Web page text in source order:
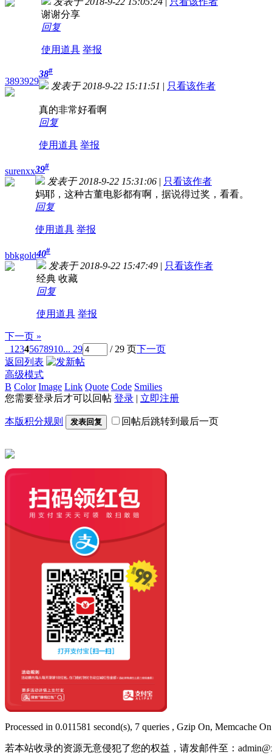
谢谢分享
回复
使用道具 举报
3893929
38#
发表于 2018-9-22 15:11:51 | 只看该作者
真的非常好看啊
回复
使用道具 举报
surenxx39#
发表于 2018-9-22 15:31:06 | 只看该作者
妈耶，这种古董电影都有啊，据说得过奖，看看。
回复
使用道具 举报
bbkgold40#
发表于 2018-9-22 15:47:49 | 只看该作者
经典 收藏
回复
使用道具 举报
下一页 »
1 2345678910... 29 / 29 页下一页
返回列表
高级模式
B Color Image Link Quote Code Smilies
您需要登录后才可以回帖 登录 | 立即注册
本版积分规则 发表回复 回帖后跳转到最后一页
Processed in 0.011581 second(s), 7 queries , Gzip On, Memcache
若本站收录的资源无意侵犯了您的权益，请发邮件至：